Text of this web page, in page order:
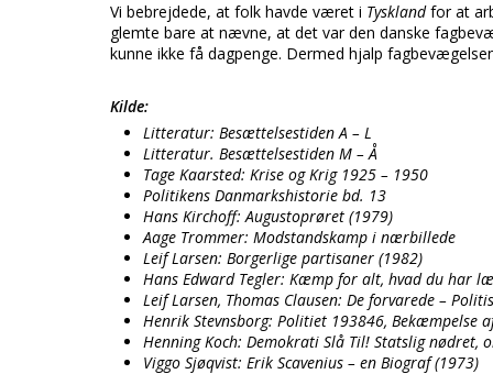
Vi bebrejdede, at folk havde været i Tysklandfor at
glemte bare at nævne, at det var den danske
kunne ikke få dagpenge. Dermed hjalp
Kilde:
Litteratur: Besættelsestiden A – L
Litteratur. Besættelsestiden M – Å
Tage Kaarsted: Krise og Krig 1925 – 1950
Politikens Danmarkshistorie bd. 13
Hans Kirchoff: Augustoprøret (1979)
Aage Trommer: Modstandskamp i nærbillede
Leif Larsen: Borgerlige partisaner (1982)
Hans Edward Tegler: Kæmp for alt, hvad du har
Leif Larsen, Thomas Clausen: De forvarede –
Henrik Stevnsborg: Politiet 193846, Bekæmpelse
Henning Koch: Demokrati Slå Til! Statslig
Viggo Sjøqvist: Erik Scavenius – en Biograf (1973)